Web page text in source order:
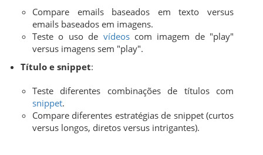
Compare emails baseados em texto versus
emails baseados em imagens.
Teste o uso de vídeoscom imagem de "play"
versus imagens sem "play".
Título e snippet:
Teste diferentes combinações de títulos com
snippet.
Compare diferentes estratégias de snippet (curtos
versus longos, diretos versus intrigantes).